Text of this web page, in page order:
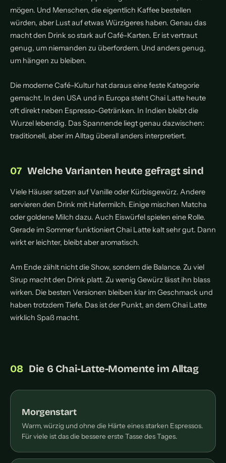
mögen. Und Menschen, die eigentlich Kaffee bestellen
würden, aber Lust auf etwas Würzigeres haben. Genau das
macht den Drink so stark auf Café-Karten. Er ist vertraut
genug, um niemanden zu überfordern. Und anders genug,
um hängen zu bleiben.
Die moderne Café-Kultur hat daraus eine feste Kategorie
gemacht. In den USA und in Europa steht Chai Latte heute
oft direkt neben Espresso-Getränken. In Indien bleibt die
Wurzel lebendig. Das Spannende liegt genau dazwischen:
traditionell, aber im Alltag überall anders interpretiert.
Welche Varianten heute gefragt sind
Viele Häuser setzen auf Vanille oder Kürbisgewürz. Andere
servieren den Drink mit Hafermilch. Einige mischen Matcha
oder goldene Milch dazu. Auch Eiswürfel spielen eine Rolle.
Gerade im Sommer funktioniert Chai Latte kalt sehr gut. Dann
wirkt er leichter, bleibt aber aromatisch.
Am Ende zählt nicht die Show, sondern die Balance. Zu viel
Sirup macht den Drink platt. Zu wenig Gewürz lässt ihn blass
wirken. Die besten Versionen bleiben klar im Geschmack und
haben trotzdem Tiefe. Das ist der Punkt, an dem Chai Latte
wirklich Spaß macht.
Die 6 Chai-Latte-Momente im Alltag
Morgenstart
Warm, würzig und ohne die Härte eines starken Espressos.
Für viele ist das die bessere erste Tasse des Tages.